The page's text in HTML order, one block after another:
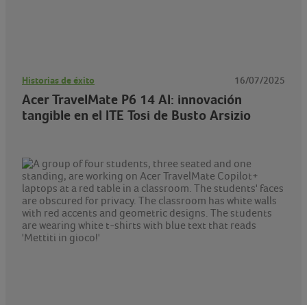
Historias de éxito 16/07/2025
Acer TravelMate P6 14 AI: innovación
tangible en el ITE Tosi de Busto Arsizio